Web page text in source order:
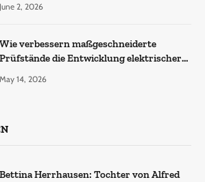
June 2, 2026
Wie verbessern maßgeschneiderte
Prüfstände die Entwicklung elektrischer
May 14, 2026
Bettina Herrhausen: Tochter von Alfred